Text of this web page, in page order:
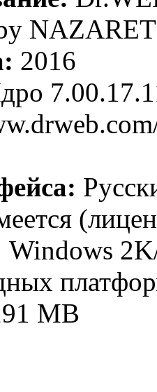
NAZARET
2016
Windows
MB